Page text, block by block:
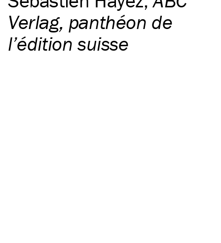
Verlag, panthéon de
l’édition suisse